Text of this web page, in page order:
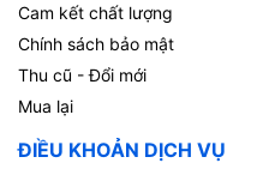
Cam kết chất lượng
Chính sách bảo mật
Thu cũ - Đổi mới
Mua lại
ĐIỀU KHOẢN DỊCH VỤ